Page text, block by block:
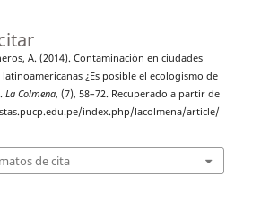
A. (2014). Contaminación en ciudades
¿Es posible el ecologismo de
La Colmena, (7), 58–72. Recuperado a partir de
index.php/lacolmena/article/
de cita